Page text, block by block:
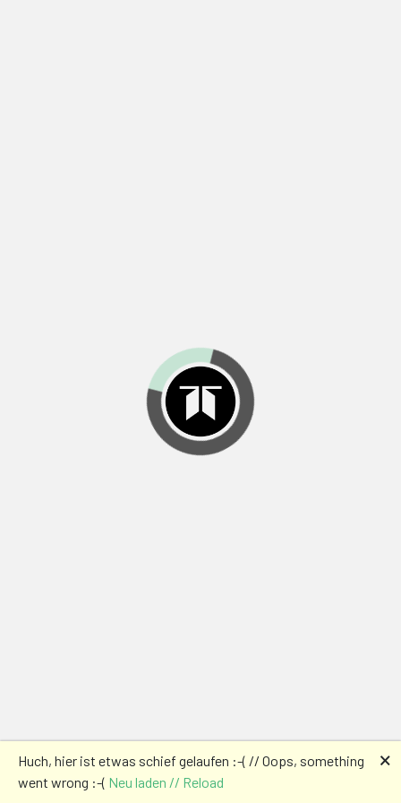
Huch, hier ist etwas schief gelaufen :-( // Oops, something
went wrong :-( Neu laden // Reload
🗙